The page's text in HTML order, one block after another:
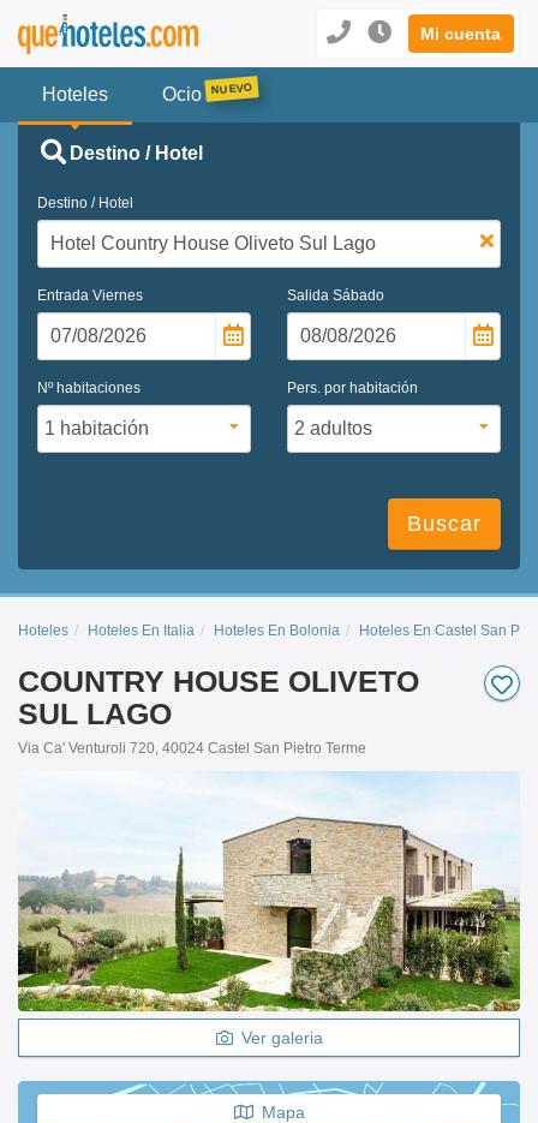
Mi cuenta
Hoteles Ocio
Destino / Hotel
Destino / Hotel
Entrada Viernes Salida Sábado
Nº habitaciones Pers. por habitación
Buscar
Hoteles Hoteles En Italia Hoteles En Bolonia Hoteles En Castel San
COUNTRY HOUSE OLIVETO
SUL LAGO
Via Ca' Venturoli 720, 40024 Castel San Pietro Terme
Ver galeria
Mapa